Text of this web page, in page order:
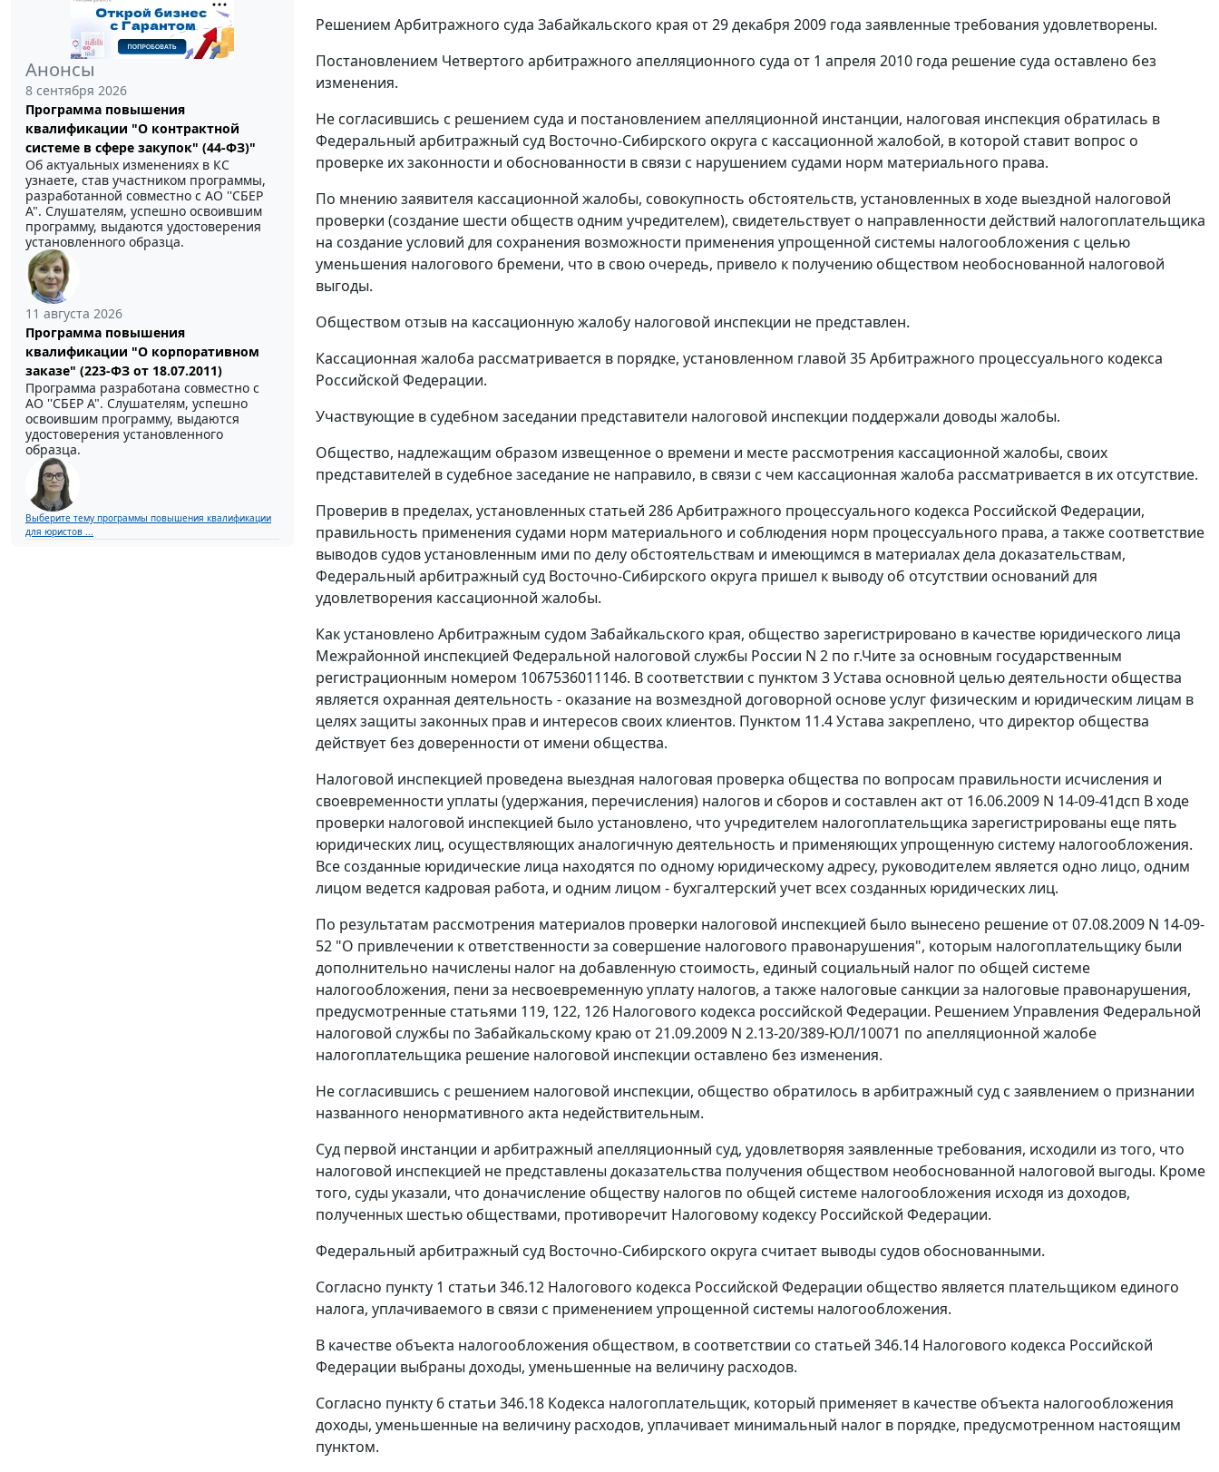
Анонсы
8 сентября 2026
Программа повышения
квалификации "О контрактной
системе в сфере закупок" (44-ФЗ)"
Об актуальных изменениях в КС
узнаете, став участником программы,
разработанной совместно с АО ''СБЕР
А". Слушателям, успешно освоившим
программу, выдаются удостоверения
установленного образца.
11 августа 2026
Программа повышения
квалификации "О корпоративном
заказе" (223-ФЗ от 18.07.2011)
Программа разработана совместно с
АО ''СБЕР А". Слушателям, успешно
освоившим программу, выдаются
удостоверения установленного
образца.
Выберите тему программы повышения квалификации
для юристов ...
Решением Арбитражного суда Забайкальского края от 29 декабря 2009 года заявленные требования удовлетворены.
Постановлением Четвертого арбитражного апелляционного суда от 1 апреля 2010 года решение суда оставлено без
изменения.
Не согласившись с решением суда и постановлением апелляционной инстанции, налоговая инспекция обратилась в
Федеральный арбитражный суд Восточно-Сибирского округа с кассационной жалобой, в которой ставит вопрос о
проверке их законности и обоснованности в связи с нарушением судами норм материального права.
По мнению заявителя кассационной жалобы, совокупность обстоятельств, установленных в ходе выездной налоговой
проверки (создание шести обществ одним учредителем), свидетельствует о направленности действий налогоплательщика
на создание условий для сохранения возможности применения упрощенной системы налогообложения с целью
уменьшения налогового бремени, что в свою очередь, привело к получению обществом необоснованной налоговой
выгоды.
Обществом отзыв на кассационную жалобу налоговой инспекции не представлен.
Кассационная жалоба рассматривается в порядке, установленном главой 35Арбитражного процессуального кодекса
Российской Федерации.
Участвующие в судебном заседании представители налоговой инспекции поддержали доводы жалобы.
Общество, надлежащим образом извещенное о времени и месте рассмотрения кассационной жалобы, своих
представителей в судебное заседание не направило, в связи с чем кассационная жалоба рассматривается в их отсутствие.
Проверив в пределах, установленных статьей 286Арбитражного процессуального кодекса Российской Федерации,
правильность применения судами норм материального и соблюдения норм процессуального права, а также соответствие
выводов судов установленным ими по делу обстоятельствам и имеющимся в материалах дела доказательствам,
Федеральный арбитражный суд Восточно-Сибирского округа пришел к выводу об отсутствии оснований для
удовлетворения кассационной жалобы.
Как установлено Арбитражным судом Забайкальского края, общество зарегистрировано в качестве юридического лица
Межрайонной инспекцией Федеральной налоговой службы России N 2 по г.Чите за основным государственным
регистрационным номером 1067536011146. В соответствии с пунктом 3 Устава основной целью деятельности общества
является охранная деятельность - оказание на возмездной договорной основе услуг физическим и юридическим лицам в
целях защиты законных прав и интересов своих клиентов. Пунктом 11.4 Устава закреплено, что директор общества
действует без доверенности от имени общества.
Налоговой инспекцией проведена выездная налоговая проверка общества по вопросам правильности исчисления и
своевременности уплаты (удержания, перечисления) налогов и сборов и составлен акт от 16.06.2009 N 14-09-41дсп В ходе
проверки налоговой инспекцией было установлено, что учредителем налогоплательщика зарегистрированы еще пять
юридических лиц, осуществляющих аналогичную деятельность и применяющих упрощенную систему налогообложения.
Все созданные юридические лица находятся по одному юридическому адресу, руководителем является одно лицо, одним
лицом ведется кадровая работа, и одним лицом - бухгалтерский учет всех созданных юридических лиц.
По результатам рассмотрения материалов проверки налоговой инспекцией было вынесено решение от 07.08.2009 N 14-09-
52 "О привлечении к ответственности за совершение налогового правонарушения", которым налогоплательщику были
дополнительно начислены налог на добавленную стоимость, единый социальный налог по общей системе
налогообложения, пени за несвоевременную уплату налогов, а также налоговые санкции за налоговые правонарушения,
предусмотренные статьями 119, 122, 126 Налогового кодекса российской Федерации. Решением Управления Федеральной
налоговой службы по Забайкальскому краю от 21.09.2009 N 2.13-20/389-ЮЛ/10071 по апелляционной жалобе
налогоплательщика решение налоговой инспекции оставлено без изменения.
Не согласившись с решением налоговой инспекции, общество обратилось в арбитражный суд с заявлением о признании
названного ненормативного акта недействительным.
Суд первой инстанции и арбитражный апелляционный суд, удовлетворяя заявленные требования, исходили из того, что
налоговой инспекцией не представлены доказательства получения обществом необоснованной налоговой выгоды. Кроме
того, суды указали, что доначисление обществу налогов по общей системе налогообложения исходя из доходов,
полученных шестью обществами, противоречит Налоговому кодексу Российской Федерации.
Федеральный арбитражный суд Восточно-Сибирского округа считает выводы судов обоснованными.
Согласно пункту 1 статьи 346.12 Налогового кодекса Российской Федерации общество является плательщиком единого
налога, уплачиваемого в связи с применением упрощенной системы налогообложения.
В качестве объекта налогообложения обществом, в соответствии со статьей 346.14 Налогового кодекса Российской
Федерации выбраны доходы, уменьшенные на величину расходов.
Согласно пункту 6 статьи 346.18 Кодекса налогоплательщик, который применяет в качестве объекта налогообложения
доходы, уменьшенные на величину расходов, уплачивает минимальный налог в порядке, предусмотренном настоящим
пунктом.